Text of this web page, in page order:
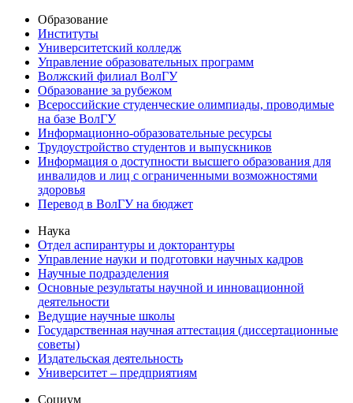
Образование
Институты
Университетский колледж
Управление образовательных программ
Волжский филиал ВолГУ
Образование за рубежом
Всероссийские студенческие олимпиады, проводимые
на базе ВолГУ
Информационно-образовательные ресурсы
Трудоустройство студентов и выпускников
Информация о доступности высшего образования для
инвалидов и лиц с ограниченными возможностями
здоровья
Перевод в ВолГУ на бюджет
Наука
Отдел аспирантуры и докторантуры
Управление науки и подготовки научных кадров
Научные подразделения
Основные результаты научной и инновационной
деятельности
Ведущие научные школы
Государственная научная аттестация (диссертационные
советы)
Издательская деятельность
Университет – предприятиям
Социум